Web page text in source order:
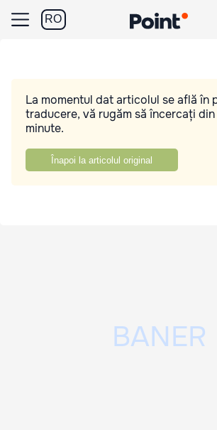
RO
La momentul dat articolul se află în
traducere, vă rugăm să încercați
minute.
Înapoi la articolul original